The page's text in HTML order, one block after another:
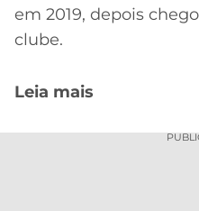
em 2019, depois
clube.
Leia mais